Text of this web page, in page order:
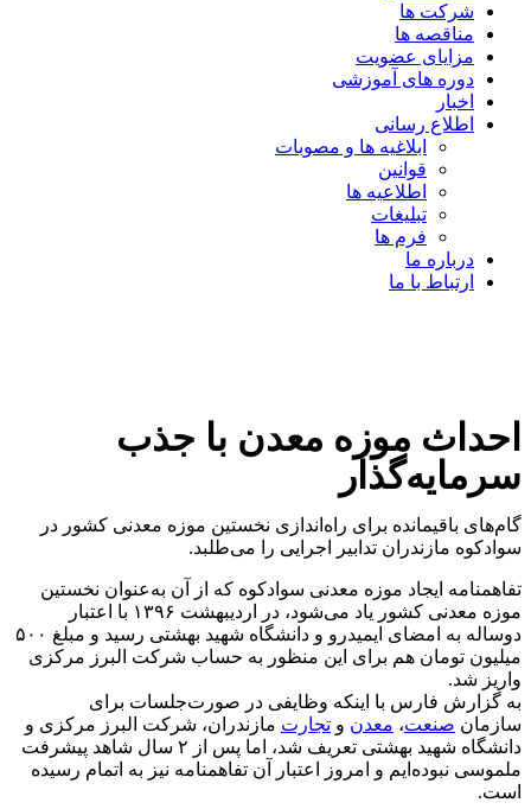
شرکت ها
مناقصه ها
مزایای عضویت
دوره های آموزشی
اخبار
اطلاع رسانی
ابلاغیه ها و مصوبات
قوانین
اطلاعیه ها
تبلیغات
فرم ها
درباره ما
ارتباط با ما
احداث موزه معدن با جذب
سرمایه‌گذار
گام‌های باقیمانده برای راه‌اندازی نخستین موزه معدنی کشور در
سوادکوه مازندران تدابیر اجرایی را می‌طلبد.
تفاهمنامه ایجاد موزه معدنی سوادکوه که از آن به‌عنوان نخستین
موزه معدنی کشور یاد می‌شود، در اردیبهشت ۱۳۹۶ با اعتبار
دوساله به امضای ایمیدرو و دانشگاه شهید بهشتی رسید و مبلغ ۵۰۰
میلیون تومان هم برای این منظور به حساب شرکت البرز مرکزی
واریز شد.
به گزارش فارس با اینکه وظایفی در صورت‌جلسات برای
سازمان صنعت، معدن و تجارت مازندران، شرکت البرز مرکزی و
دانشگاه شهید بهشتی تعریف شد، اما پس از ۲ سال شاهد پیشرفت
ملموسی نبوده‌ایم و امروز اعتبار آن تفاهمنامه نیز به اتمام رسیده
است.